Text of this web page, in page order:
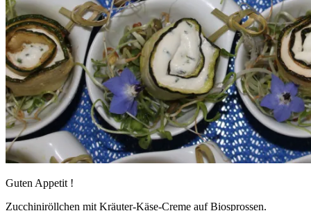
Guten Appetit !
Zucchiniröllchen mit Kräuter-Käse-Creme auf Biosprossen.